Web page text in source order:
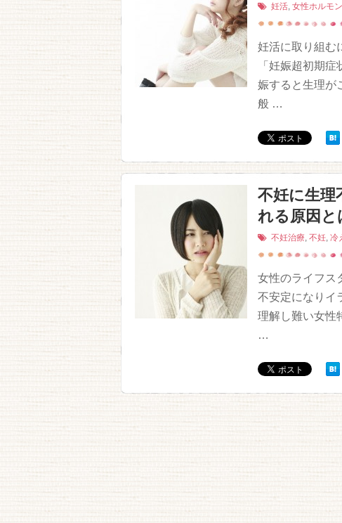
妊活, 女性ホルモン
妊活に取り組む
「妊娠超初期
娠すると生理が
般 …
不妊に生理
れる原因と
不妊治療 不妊 冷
女性のライフス
不安定になりイ
理解し難い女性
…